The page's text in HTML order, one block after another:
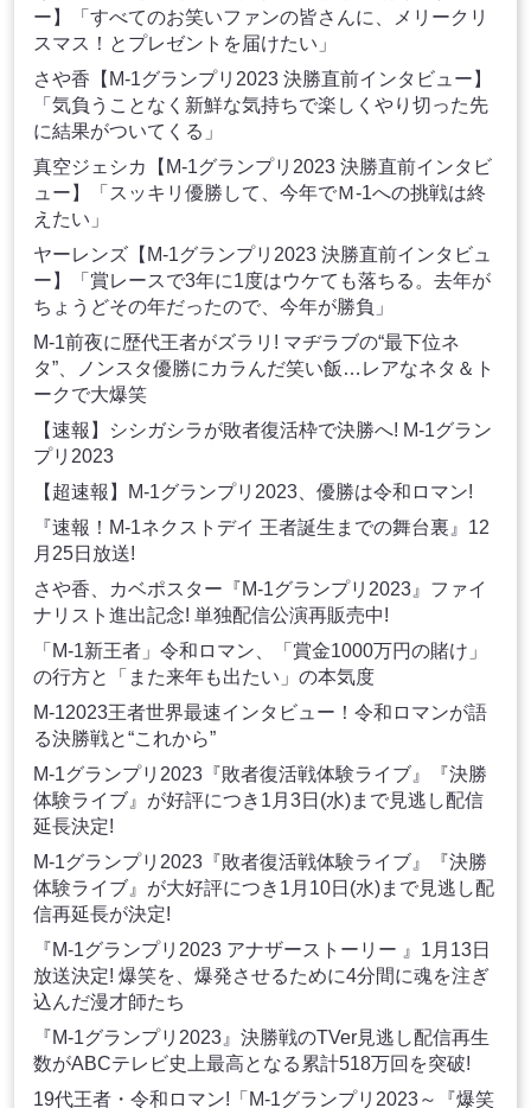
ー】「すべてのお笑いファンの皆さんに、メリークリ
スマス！とプレゼントを届けたい」
さや香【M-1グランプリ2023 決勝直前インタビュー】
「気負うことなく新鮮な気持ちで楽しくやり切った先
に結果がついてくる」
真空ジェシカ【M-1グランプリ2023 決勝直前インタビ
ュー】「スッキリ優勝して、今年でＭ-1への挑戦は終
えたい」
ヤーレンズ【M-1グランプリ2023 決勝直前インタビュ
ー】「賞レースで3年に1度はウケても落ちる。去年が
ちょうどその年だったので、今年が勝負」
M-1前夜に歴代王者がズラリ! マヂラブの“最下位ネ
タ”、ノンスタ優勝にカラんだ笑い飯…レアなネタ＆ト
ークで大爆笑
【速報】シシガシラが敗者復活枠で決勝へ! M-1グラン
プリ2023
【超速報】M-1グランプリ2023、優勝は令和ロマン!
『速報！M-1ネクストデイ 王者誕生までの舞台裏』12
月25日放送!
さや香、カベポスター『M-1グランプリ2023』ファイ
ナリスト進出記念! 単独配信公演再販売中!
「M-1新王者」令和ロマン、「賞金1000万円の賭け」
の行方と「また来年も出たい」の本気度
M-12023王者世界最速インタビュー！令和ロマンが語
る決勝戦と“これから”
M-1グランプリ2023『敗者復活戦体験ライブ』『決勝
体験ライブ』が好評につき1月3日(水)まで見逃し配信
延長決定!
M-1グランプリ2023『敗者復活戦体験ライブ』『決勝
体験ライブ』が大好評につき1月10日(水)まで見逃し配
信再延長が決定!
『M-1グランプリ2023 アナザーストーリー 』1月13日
放送決定! 爆笑を、爆発させるために4分間に魂を注ぎ
込んだ漫才師たち
『M-1グランプリ2023』決勝戦のTVer見逃し配信再生
数がABCテレビ史上最高となる累計518万回を突破!
19代王者・令和ロマン!「M-1グランプリ2023～『爆笑